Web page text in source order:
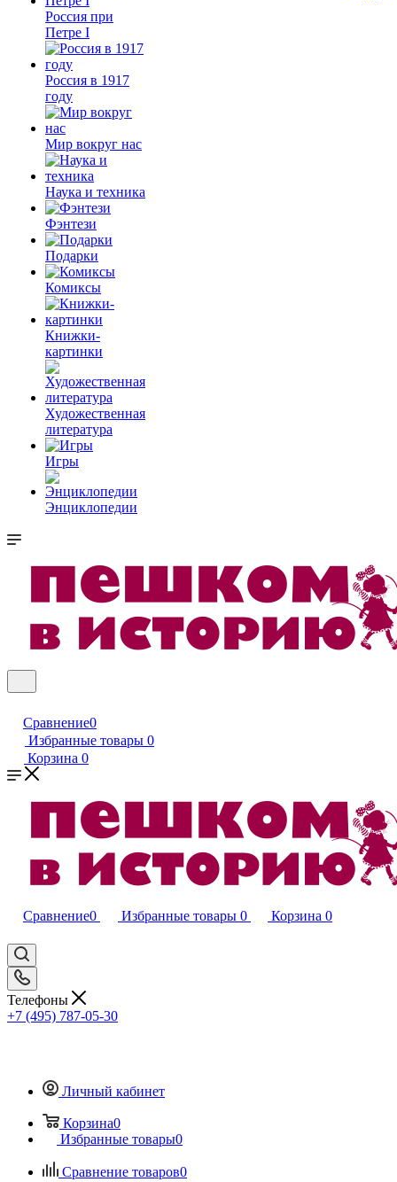
Россия при
Петре I
Россия в 1917
году
Мир вокруг нас
Наука и техника
Фэнтези
Подарки
Комиксы
Книжки-
картинки
Художественная
литература
Игры
Энциклопедии
Сравнение0
Избранные товары 0
Корзина 0
Сравнение0 Избранные товары 0 Корзина 0
Телефоны
+7 (495) 787-05-30
Личный кабинет
Корзина0
Избранные товары0
Сравнение товаров0